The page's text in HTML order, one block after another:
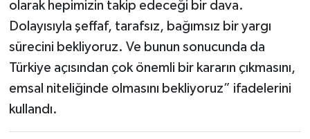
olarak hepimizin takip edeceği bir dava.
Dolayısıyla şeffaf, tarafsız, bağımsız bir yargı
sürecini bekliyoruz. Ve bunun sonucunda da
Türkiye açısından çok önemli bir kararın çıkmasını,
emsal niteliğinde olmasını bekliyoruz” ifadelerini
kullandı.